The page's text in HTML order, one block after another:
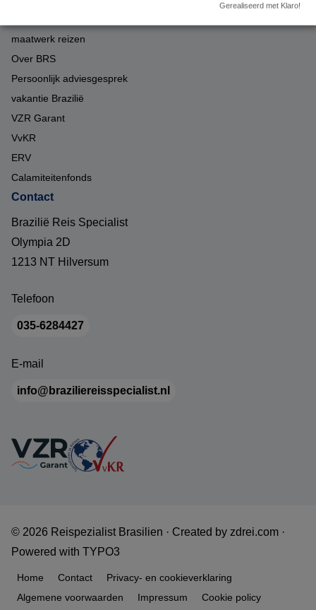
maatwerk reizen
Over BRS
Persoonlijk adviesgesprek
vakantie Brazilië
VZR Garant
VvKR
ERV
Calamiteitenfonds
Contact
Brazilië Reis Specialist
Olympia 2D
1213 NT Hilversum
Telefoon
035-6284427
E-mail
info@braziliereisspecialist.nl
© 2026 Reispezialist Brasilien · Created by zdrei.com ·
Powered with TYPO3
Home Contact
Privacy- en cookieverklaring
Algemene voorwaarden
Impressum Cookie policy
Gerealiseerd met Klaro!